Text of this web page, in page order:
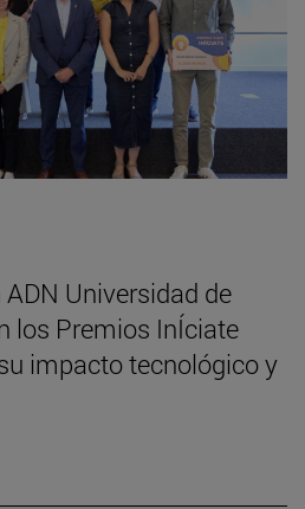
Universidad de
los Premios InÍciate
impacto tecnológico y